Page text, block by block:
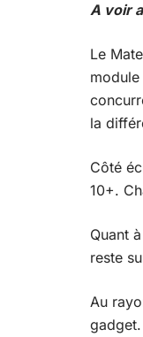
A voir
Le
la
Côté
10+.
Quant
reste
Au